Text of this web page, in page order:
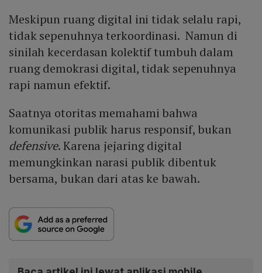
Meskipun ruang digital ini tidak selalu rapi,
tidak sepenuhnya terkoordinasi. Namun di
sinilah kecerdasan kolektif tumbuh dalam
ruang demokrasi digital, tidak sepenuhnya
rapi namun efektif.
Saatnya otoritas memahami bahwa
komunikasi publik harus responsif, bukan
defensive. Karena jejaring digital
memungkinkan narasi publik dibentuk
bersama, bukan dari atas ke bawah.